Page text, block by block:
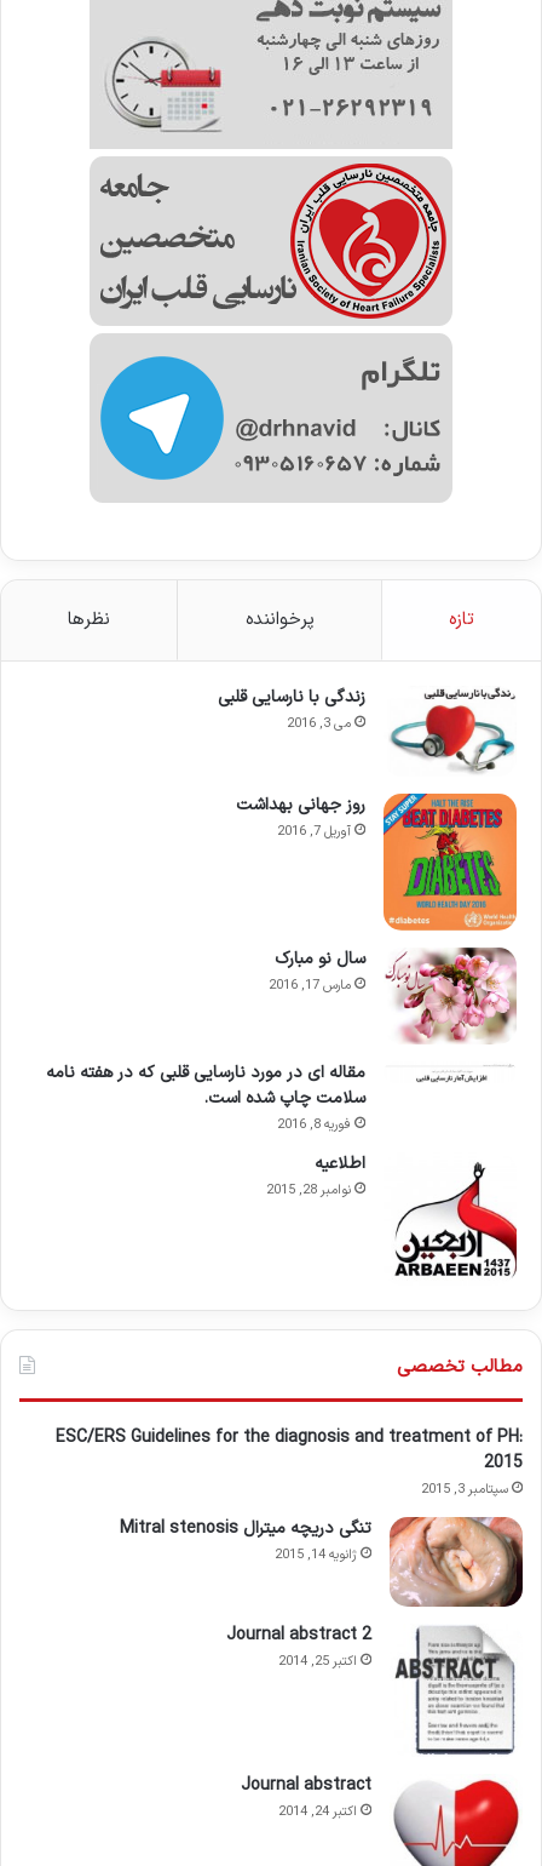
تازه پرخواننده نظرها
زندگی با نارسایی قلبی
می 3, 2016
روز جهانی بهداشت
آوریل 7, 2016
سال نو مبارک
مارس 17, 2016
مقاله ای در مورد نارسایی قلبی که در هفته نامه
سلامت چاپ شده است.
فوریه 8, 2016
اطلاعيه
نوامبر 28, 2015
مطالب تخصصی
ESC/ERS Guidelines for the diagnosis and treatment of PH:
2015
سپتامبر 3, 2015
تنگی دریچه میترال Mitral stenosis
ژانویه 14, 2015
Journal abstract 2
اکتبر 25, 2014
Journal abstract
اکتبر 24, 2014